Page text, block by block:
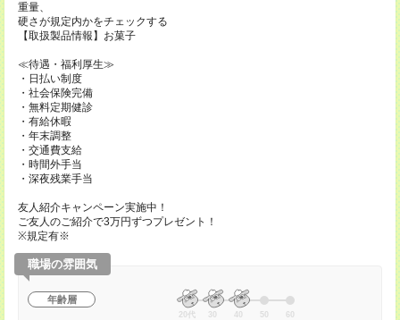
重量、
硬さが規定内かをチェックする
【取扱製品情報】お菓子
≪待遇・福利厚生≫
・日払い制度
・社会保険完備
・無料定期健診
・有給休暇
・年末調整
・交通費支給
・時間外手当
・深夜残業手当
友人紹介キャンペーン実施中！
ご友人のご紹介で3万円ずつプレゼント！
※規定有※
職場の雰囲気
年齢層
20代 30 40 50 60